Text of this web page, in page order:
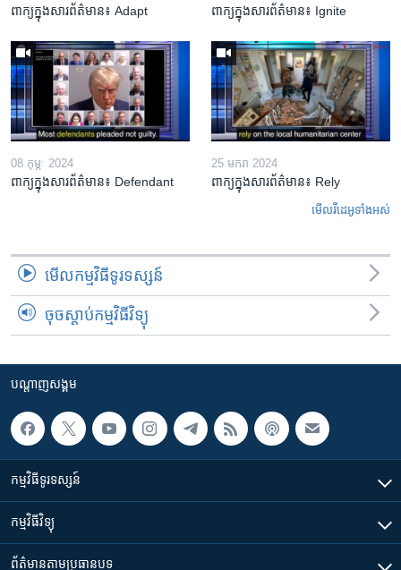
ពាក្យក្នុងសារព័ត៌មាន៖ Adapt ពាក្យក្នុងសារព័ត៌មាន៖ Ignite
08 កុម្ភៈ 2024
ពាក្យក្នុងសារព័ត៌មាន៖ Defendant
25 មករា 2024
ពាក្យក្នុងសារព័ត៌មាន៖ Rely
មើល​វីដេអូ​ទាំង​អស់
មើល​កម្មវិធី​ទូរទស្សន៍
ចុចស្តាប់កម្មវិធីវិទ្យុ
បណ្តាញ​សង្គម
កម្មវិធី​ទូរទស្សន៍
កម្មវិធី​វិទ្យុ
ព័ត៌មាន​តាមប្រធានបទ​